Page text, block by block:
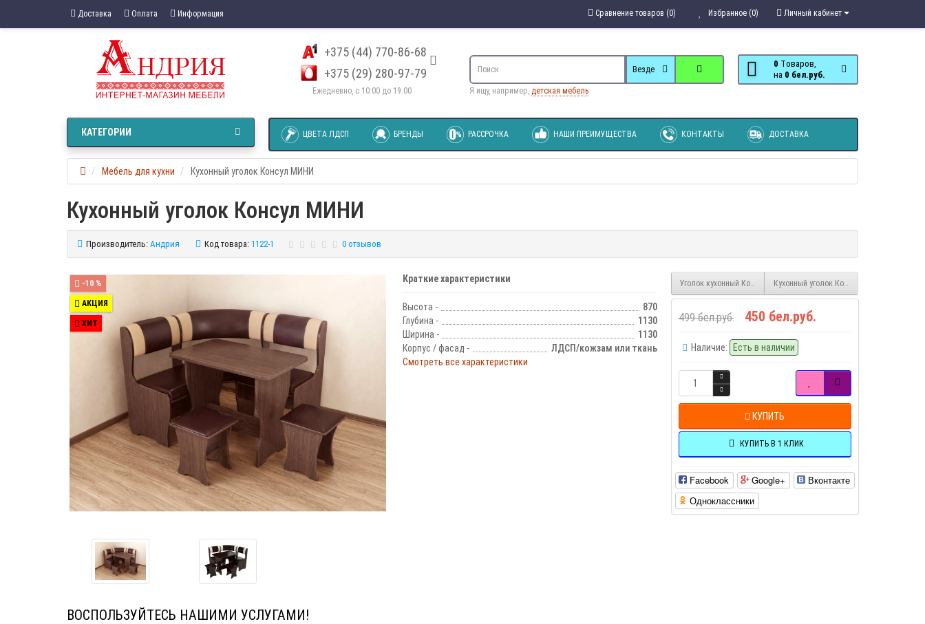
Доставка Оплата Информация Личный кабинет
Избранное (0)
Сравнение товаров (0)
+375 (44) 770-86-68
+375 (29) 280-97-79
Ежедневно, с 10:00 до 19:00
0 Tоваров,
на
0 бел.руб.
Везде
Я ищу, например, детская мебель
ЦВЕТА ЛДСП БРЕНДЫ РАССРОЧКА НАШИ ПРЕИМУЩЕСТВА КОНТАКТЫ ДОСТАВКА
КАТЕГОРИИ
Мебель для кухни Кухонный уголок Консул МИНИ
Кухонный уголок Консул МИНИ
Производитель: Андрия Код товара: 1122-1 0 отзывов
-10 %
АКЦИЯ
ХИТ
Краткие характеристики
Высота -
870
Глубина -
1130
Ширина -
1130
Корпус / фасад -
ЛДСП/кожзам или ткань
Смотреть все характеристики
Уголок кухонный Консул-1 Кухонный уголок Консул-4
499 бел.руб. 450 бел.руб.
Наличие: Есть в наличии
КУПИТЬ
КУПИТЬ В 1 КЛИК
Facebook Google+
Вконтакте
Одноклассники
ВОСПОЛЬЗУЙТЕСЬ НАШИМИ УСЛУГАМИ!